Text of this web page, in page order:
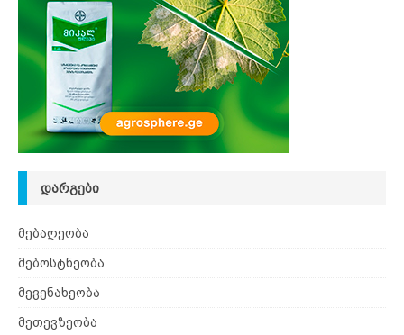
ᲓᲐᲠᲒᲔᲑᲘ
მებაღეობა
მებოსტნეობა
მევენახეობა
მეთევზეობა